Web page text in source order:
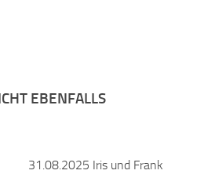
EBENFALLS
31.08.2025 Iris und Frank